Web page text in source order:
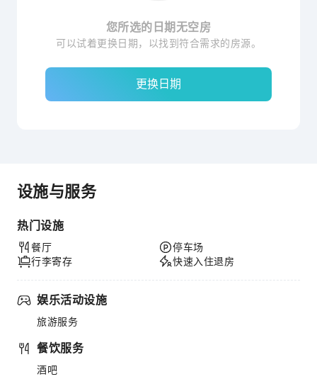
您所选的日期无空房
可以试着更换日期，以找到符合需求的房源。
更换日期
设施与服务
热门设施
餐厅
行李寄存
停车场
快速入住退房
娱乐活动设施
旅游服务
餐饮服务
酒吧